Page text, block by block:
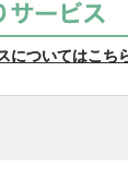
についてはこち